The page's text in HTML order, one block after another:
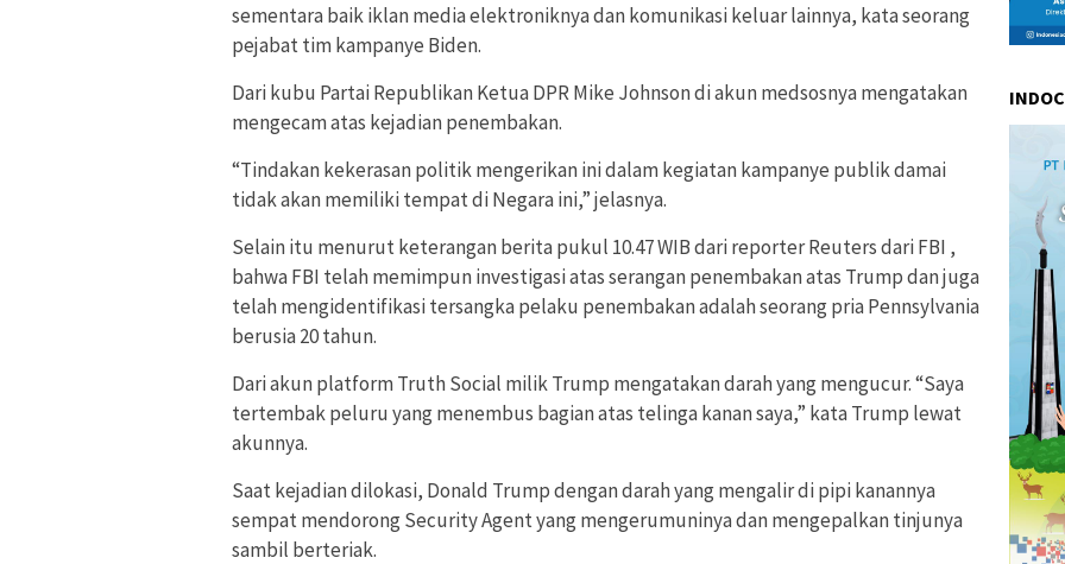
sementara baik iklan media elektroniknya dan komunikasi keluar lainnya, kata seorang
pejabat tim kampanye Biden.
Dari kubu Partai Republikan Ketua DPR Mike Johnson di akun medsosnya mengatakan
mengecam atas kejadian penembakan.
“Tindakan kekerasan politik mengerikan ini dalam kegiatan kampanye publik damai
tidak akan memiliki tempat di Negara ini,” jelasnya.
Selain itu menurut keterangan berita pukul 10.47 WIB dari reporter Reuters dari FBI ,
bahwa FBI telah memimpun investigasi atas serangan penembakan atas Trump dan juga
telah mengidentifikasi tersangka pelaku penembakan adalah seorang pria Pennsylvania
berusia 20 tahun.
Dari akun platform Truth Social milik Trump mengatakan darah yang mengucur. “Saya
tertembak peluru yang menembus bagian atas telinga kanan saya,” kata Trump lewat
akunnya.
Saat kejadian dilokasi, Donald Trump dengan darah yang mengalir di pipi kanannya
sempat mendorong Security Agent yang mengerumuninya dan mengepalkan tinjunya
sambil berteriak.